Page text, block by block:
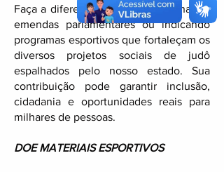
Faça a diferença como nós, destinando
emendas parlamentares ou indicando
programas esportivos que fortaleçam os
diversos projetos sociais de judô
espalhados pelo nosso estado. Sua
contribuição pode garantir inclusão,
cidadania e oportunidades reais para
milhares de pessoas.
DOE MATERIAIS ESPORTIVOS